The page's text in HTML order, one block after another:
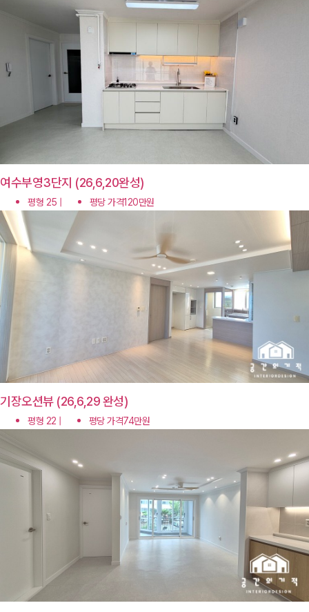
여수부영3단지 (26,6,20완성)
평형 25 | 평당 가격120만원
기장오션뷰 (26,6,29 완성)
평형 22 | 평당 가격74만원